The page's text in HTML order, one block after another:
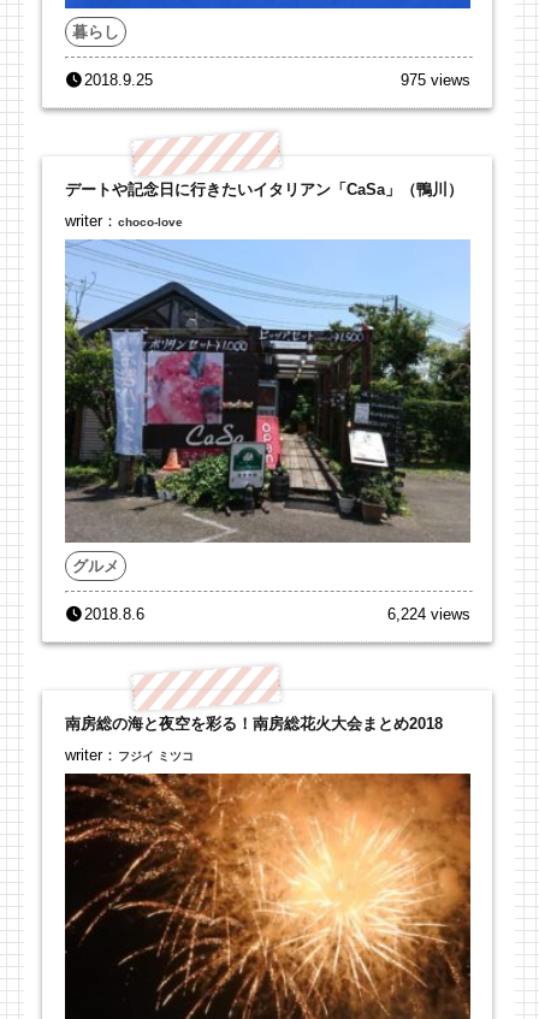
暮らし
2018.9.25 975 views
デートや記念日に行きたいイタリアン「CaSa」（鴨川）
writer： choco-love
グルメ
2018.8.6 6,224 views
南房総の海と夜空を彩る！南房総花火大会まとめ2018
writer： フジイ ミツコ